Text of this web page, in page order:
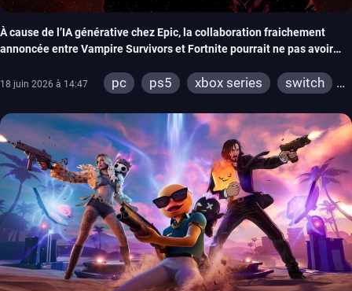
À cause de l’IA générative chez Epic, la collaboration fraichement
annoncée entre Vampire Survivors et Fortnite pourrait ne pas avoir
18 juin 2026 à 14:47 pc ps5 xbox series
switch
switch 2